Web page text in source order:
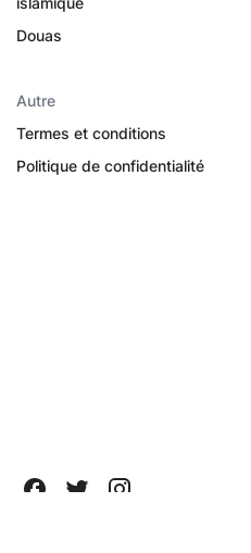
Douas
Autre
Termes et conditions
Politique de confidentialité